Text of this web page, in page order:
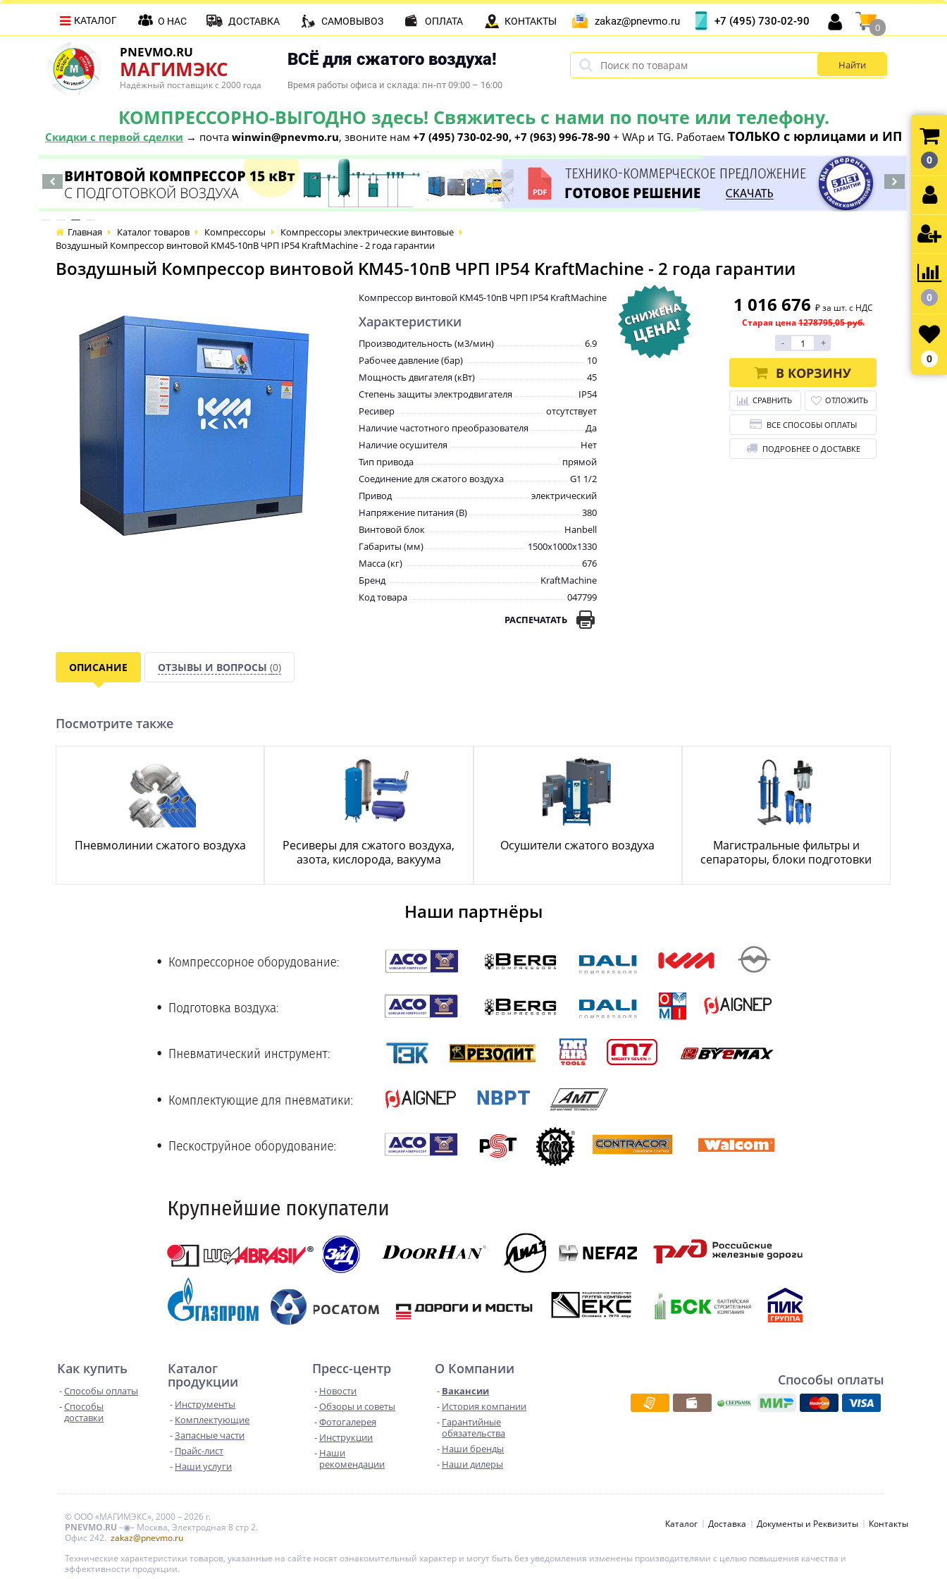
PNEVMO.RU
МАГИМЭКС
Надёжный поставщик с 2000 года
ВСЁ для сжатого воздуха!
Время работы офиса и склада: пн-пт 09:00 – 16:00
КОМПРЕССОРНО-ВЫГОДНО здесь! Свяжитесь с нами по почте или телефону.
Скидки с первой сделки → почта winwin@pnevmo.ru, звоните нам +7 (495) 730-02-90, +7 (963) 996-78-90 + WAp и TG. Работаем ТОЛЬКО с юрлицами и ИП
КАТАЛОГ О НАС ДОСТАВКА САМОВЫВОЗ ОПЛАТА КОНТАКТЫ zakaz@pnevmo.ru +7 (495) 730-02-90
0
Главная Каталог товаров Компрессоры
Компрессоры электрические винтовые
Воздушный Компрессор винтовой KM45-10пВ ЧРП IP54 KraftMachine - 2 года гарантии
Воздушный Компрессор винтовой KM45-10пВ ЧРП IP54 KraftMachine - 2 года гарантии
Компрессор винтовой KM45-10пВ ЧРП IP54 KraftMachine
Характеристики
Производительность (м3/мин)
6.9
Рабочее давление (бар)
10
Мощность двигателя (кВт)
45
Степень защиты электродвигателя
IP54
Ресивер
отсутствует
Наличие частотного преобразователя
Да
Наличие осушителя
Нет
Тип привода
прямой
Соединение для сжатого воздуха
G1 1/2
Привод
электрический
Напряжение питания (В)
380
Винтовой блок
Hanbell
Габариты (мм)
1500x1000x1330
Масса (кг)
676
Бренд
KraftMachine
Код товара
047799
РАСПЕЧАТАТЬ
1 016 676 ₽ за шт. с НДС
Старая цена1278795,05 руб.
- +
В КОРЗИНУ
СРАВНИТЬ ОТЛОЖИТЬ
ВСЕ СПОСОБЫ ОПЛАТЫ
ПОДРОБНЕЕ О ДОСТАВКЕ
ОПИСАНИЕ ОТЗЫВЫ И ВОПРОСЫ (0)
Посмотрите также
Пневмолинии сжатого воздуха
Ресиверы для сжатого воздуха,
азота, кислорода, вакуума
Осушители сжатого воздуха
Магистральные фильтры и
сепараторы, блоки подготовки
Наши партнёры
Как купить
Способы оплаты
Способы
доставки
Каталог
продукции
Инструменты
Комплектующие
Запасные части
Прайс-лист
Наши услуги
Пресс-центр
Новости
Обзоры и советы
Фотогалерея
Инструкции
Наши
рекомендации
О Компании
Вакансии
История компании
Гарантийные
обязательства
Наши бренды
Наши дилеры
Способы оплаты
© ООО «МАГИМЭКС», 2000 – 2026 г.
PNEVMO.RU –◉– Москва, Электродная 8 стр 2.
Офис 242. zakaz@pnevmo.ru
Каталог Доставка Документы и Реквизиты Контакты
0
0
0
Технические характеристики товаров, указанные на сайте носят ознакомительный характер и могут быть без уведомления изменены производителями с целью повышения качества и
эффективности продукции.